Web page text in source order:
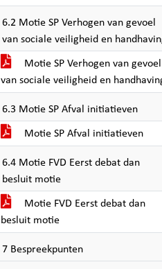
6.2 Motie SP Verhogen van gevoel
van sociale veiligheid en
Motie SP Verhogen van gevoel
van sociale veiligheid en
6.3 Motie SP Afval initiatieven
Motie SP Afval initiatieven
6.4 Motie FVD Eerst debat dan
besluit motie
Motie FVD Eerst debat dan
besluit motie
7 Bespreekpunten